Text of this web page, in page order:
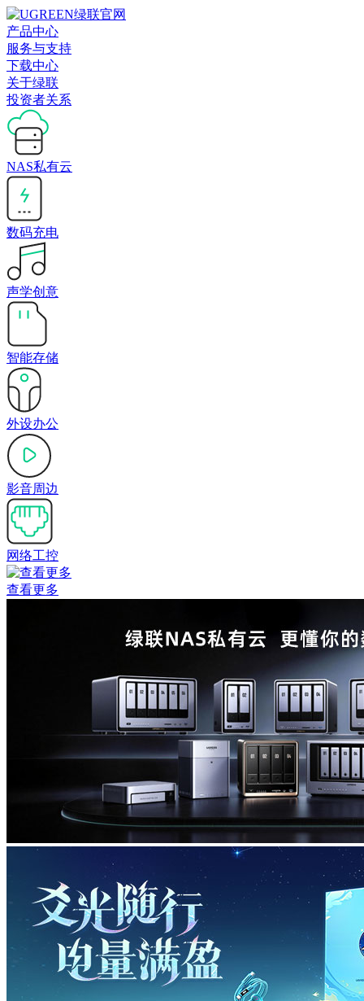
产品中心
服务与支持
下载中心
关于绿联
投资者关系
NAS私有云
数码充电
声学创意
智能存储
外设办公
影音周边
网络工控
查看更多